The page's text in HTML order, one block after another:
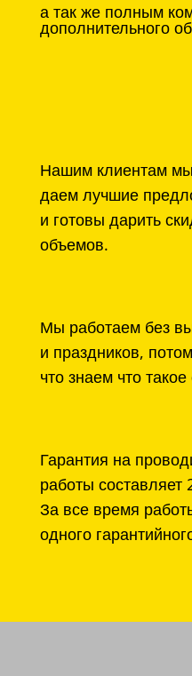
а так же полным
дополнительного
Нашим клиентам
даем лучшие
и готовы дарить
объемов.
Мы работаем без
и праздников,
что знаем что такое
Гарантия на
работы составляет
За все время
одного